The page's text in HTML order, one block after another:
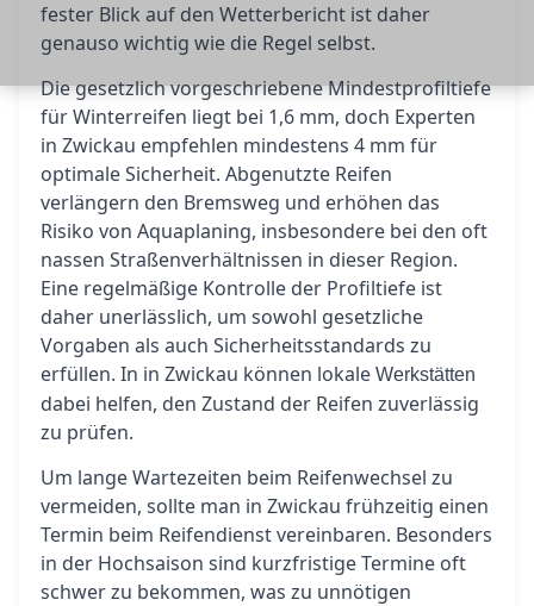
fester Blick auf den Wetterbericht ist daher
genauso wichtig wie die Regel selbst.
Die gesetzlich vorgeschriebene Mindestprofiltiefe
für Winterreifen liegt bei 1,6 mm, doch Experten
in Zwickau empfehlen mindestens 4 mm für
optimale Sicherheit. Abgenutzte Reifen
verlängern den Bremsweg und erhöhen das
Risiko von Aquaplaning, insbesondere bei den oft
nassen Straßenverhältnissen in dieser Region.
Eine regelmäßige Kontrolle der Profiltiefe ist
daher unerlässlich, um sowohl gesetzliche
Vorgaben als auch Sicherheitsstandards zu
erfüllen. In in Zwickau können lokale Werkstätten
dabei helfen, den Zustand der Reifen zuverlässig
zu prüfen.
Um lange Wartezeiten beim Reifenwechsel zu
vermeiden, sollte man in Zwickau frühzeitig einen
Termin beim Reifendienst vereinbaren. Besonders
in der Hochsaison sind kurzfristige Termine oft
schwer zu bekommen, was zu unnötigen